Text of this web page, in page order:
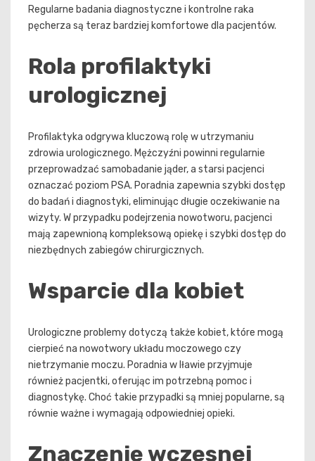
Regularne badania diagnostyczne i kontrolne raka
pęcherza są teraz bardziej komfortowe dla pacjentów.
Rola profilaktyki
urologicznej
Profilaktyka odgrywa kluczową rolę w utrzymaniu
zdrowia urologicznego. Mężczyźni powinni regularnie
przeprowadzać samobadanie jąder, a starsi pacjenci
oznaczać poziom PSA. Poradnia zapewnia szybki dostęp
do badań i diagnostyki, eliminując długie oczekiwanie na
wizyty. W przypadku podejrzenia nowotworu, pacjenci
mają zapewnioną kompleksową opiekę i szybki dostęp do
niezbędnych zabiegów chirurgicznych.
Wsparcie dla kobiet
Urologiczne problemy dotyczą także kobiet, które mogą
cierpieć na nowotwory układu moczowego czy
nietrzymanie moczu. Poradnia w Iławie przyjmuje
również pacjentki, oferując im potrzebną pomoc i
diagnostykę. Choć takie przypadki są mniej popularne, są
równie ważne i wymagają odpowiedniej opieki.
Znaczenie wczesnej